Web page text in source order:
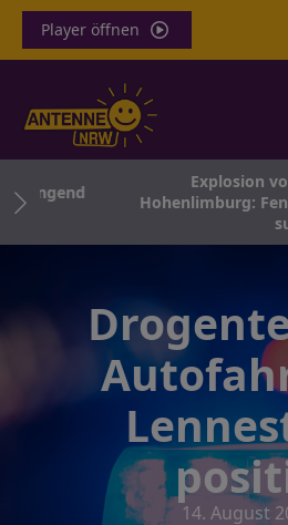
Player öffnen
Explosion vor
Hohenlimburg:
14. August